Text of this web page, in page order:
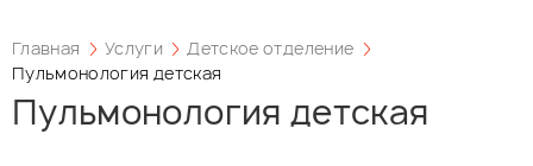
Главная Услуги
Детское отделение
Пульмонология детская
Пульмонология детская